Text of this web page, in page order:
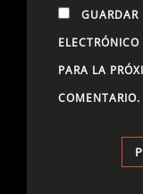
GUARDAR
PARA LA
COMENTARIO.